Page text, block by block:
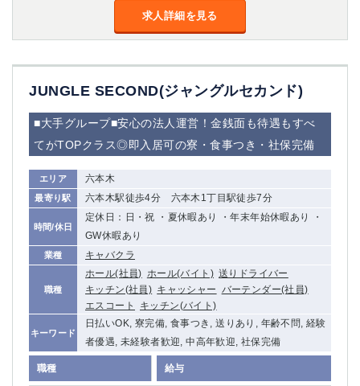
求人詳細を見る
JUNGLE SECOND(ジャングルセカンド)
■大手グループ■安心の法人運営！金銭面も待遇もすべ
てがTOPクラス◎即入居可の寮・食事つき・社保完備
エリア 六本木
最寄り駅 六本木駅徒歩4分 六本木1丁目駅徒歩7分
時間/休日
定休日：日・祝 ・夏休暇あり ・年末年始休暇あり ・
GW休暇あり
業種 キャバクラ
職種
ホール(社員) ホール(バイト) 送りドライバー
キッチン(社員) キャッシャー バーテンダー(社員)
エスコート
キッチン(バイト)
キーワード
日払いOK, 寮完備, 食事つき, 送りあり, 年齢不問, 経験
者優遇, 未経験者歓迎, 中高年歓迎, 社保完備
職種 給与